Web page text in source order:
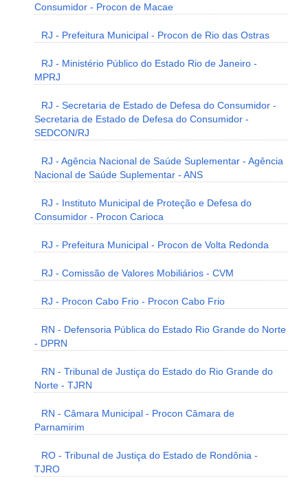
Consumidor - Procon de Macae
RJ - Prefeitura Municipal - Procon de Rio das Ostras
RJ - Ministério Público do Estado Rio de Janeiro -
MPRJ
RJ - Secretaria de Estado de Defesa do Consumidor -
Secretaria de Estado de Defesa do Consumidor -
SEDCON/RJ
RJ - Agência Nacional de Saúde Suplementar - Agência
Nacional de Saúde Suplementar - ANS
RJ - Instituto Municipal de Proteção e Defesa do
Consumidor - Procon Carioca
RJ - Prefeitura Municipal - Procon de Volta Redonda
RJ - Comissão de Valores Mobiliários - CVM
RJ - Procon Cabo Frio - Procon Cabo Frio
RN - Defensoria Pública do Estado Rio Grande do Norte
- DPRN
RN - Tribunal de Justiça do Estado do Rio Grande do
Norte - TJRN
RN - Câmara Municipal - Procon Câmara de
Parnamirim
RO - Tribunal de Justiça do Estado de Rondônia -
TJRO